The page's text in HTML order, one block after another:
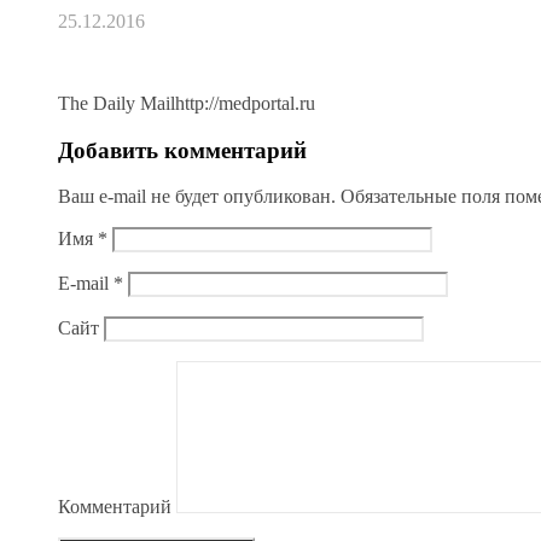
25.12.2016
The Daily Mailhttp://medportal.ru
Добавить комментарий
Ваш e-mail не будет опубликован. Обязательные поля
Имя *
E-mail *
Сайт
Комментарий